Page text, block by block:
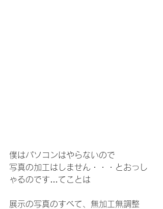
僕はパソコンはやらないので
写真の加工はしません・・・とおっし
ゃるのです…てことは
展示の写真のすべて、無加工無調整